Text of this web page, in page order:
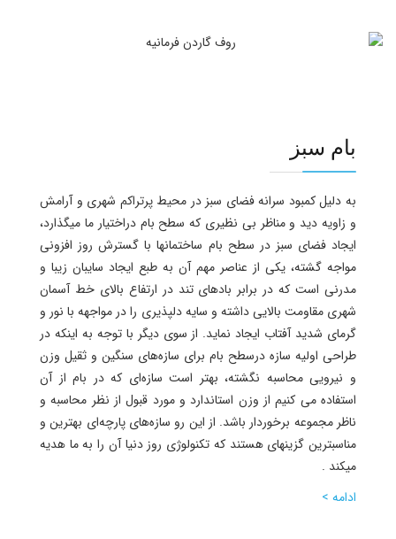
بام سبز
به دلیل کمبود سرانه فضای سبز در محیط پرتراکم شهری و آرامش
و زاویه دید و مناظر بی نظیری که سطح بام دراختیار ما میگذارد،
ایجاد فضای سبز در سطح بام ساختمانها با گسترش روز افزونی
مواجه گشته، یکی از عناصر مهم آن به طبع ایجاد سایبان زیبا و
مدرنی است که در برابر بادهای تند در ارتفاع بالای خط آسمان
شهری مقاومت بالایی داشته و سایه دلپذیری را در مواجهه با نور و
گرمای شدید آفتاب ایجاد نماید. از سوی دیگر با توجه به اینکه در
طراحی اولیه سازه درسطح بام برای سازه‌های سنگین و ثقیل وزن
و نیرویی محاسبه نگشته، بهتر است سازه‌ای که در بام از آن
استفاده می کنیم از وزن استاندارد و مورد قبول از نظر محاسبه و
ناظر مجموعه برخوردار باشد. از این رو سازه‌های پارچه‌ای بهترین و
مناسبترین گزینهای هستند که تکنولوژی روز دنیا آن را به ما هدیه
میکند .
ادامه >